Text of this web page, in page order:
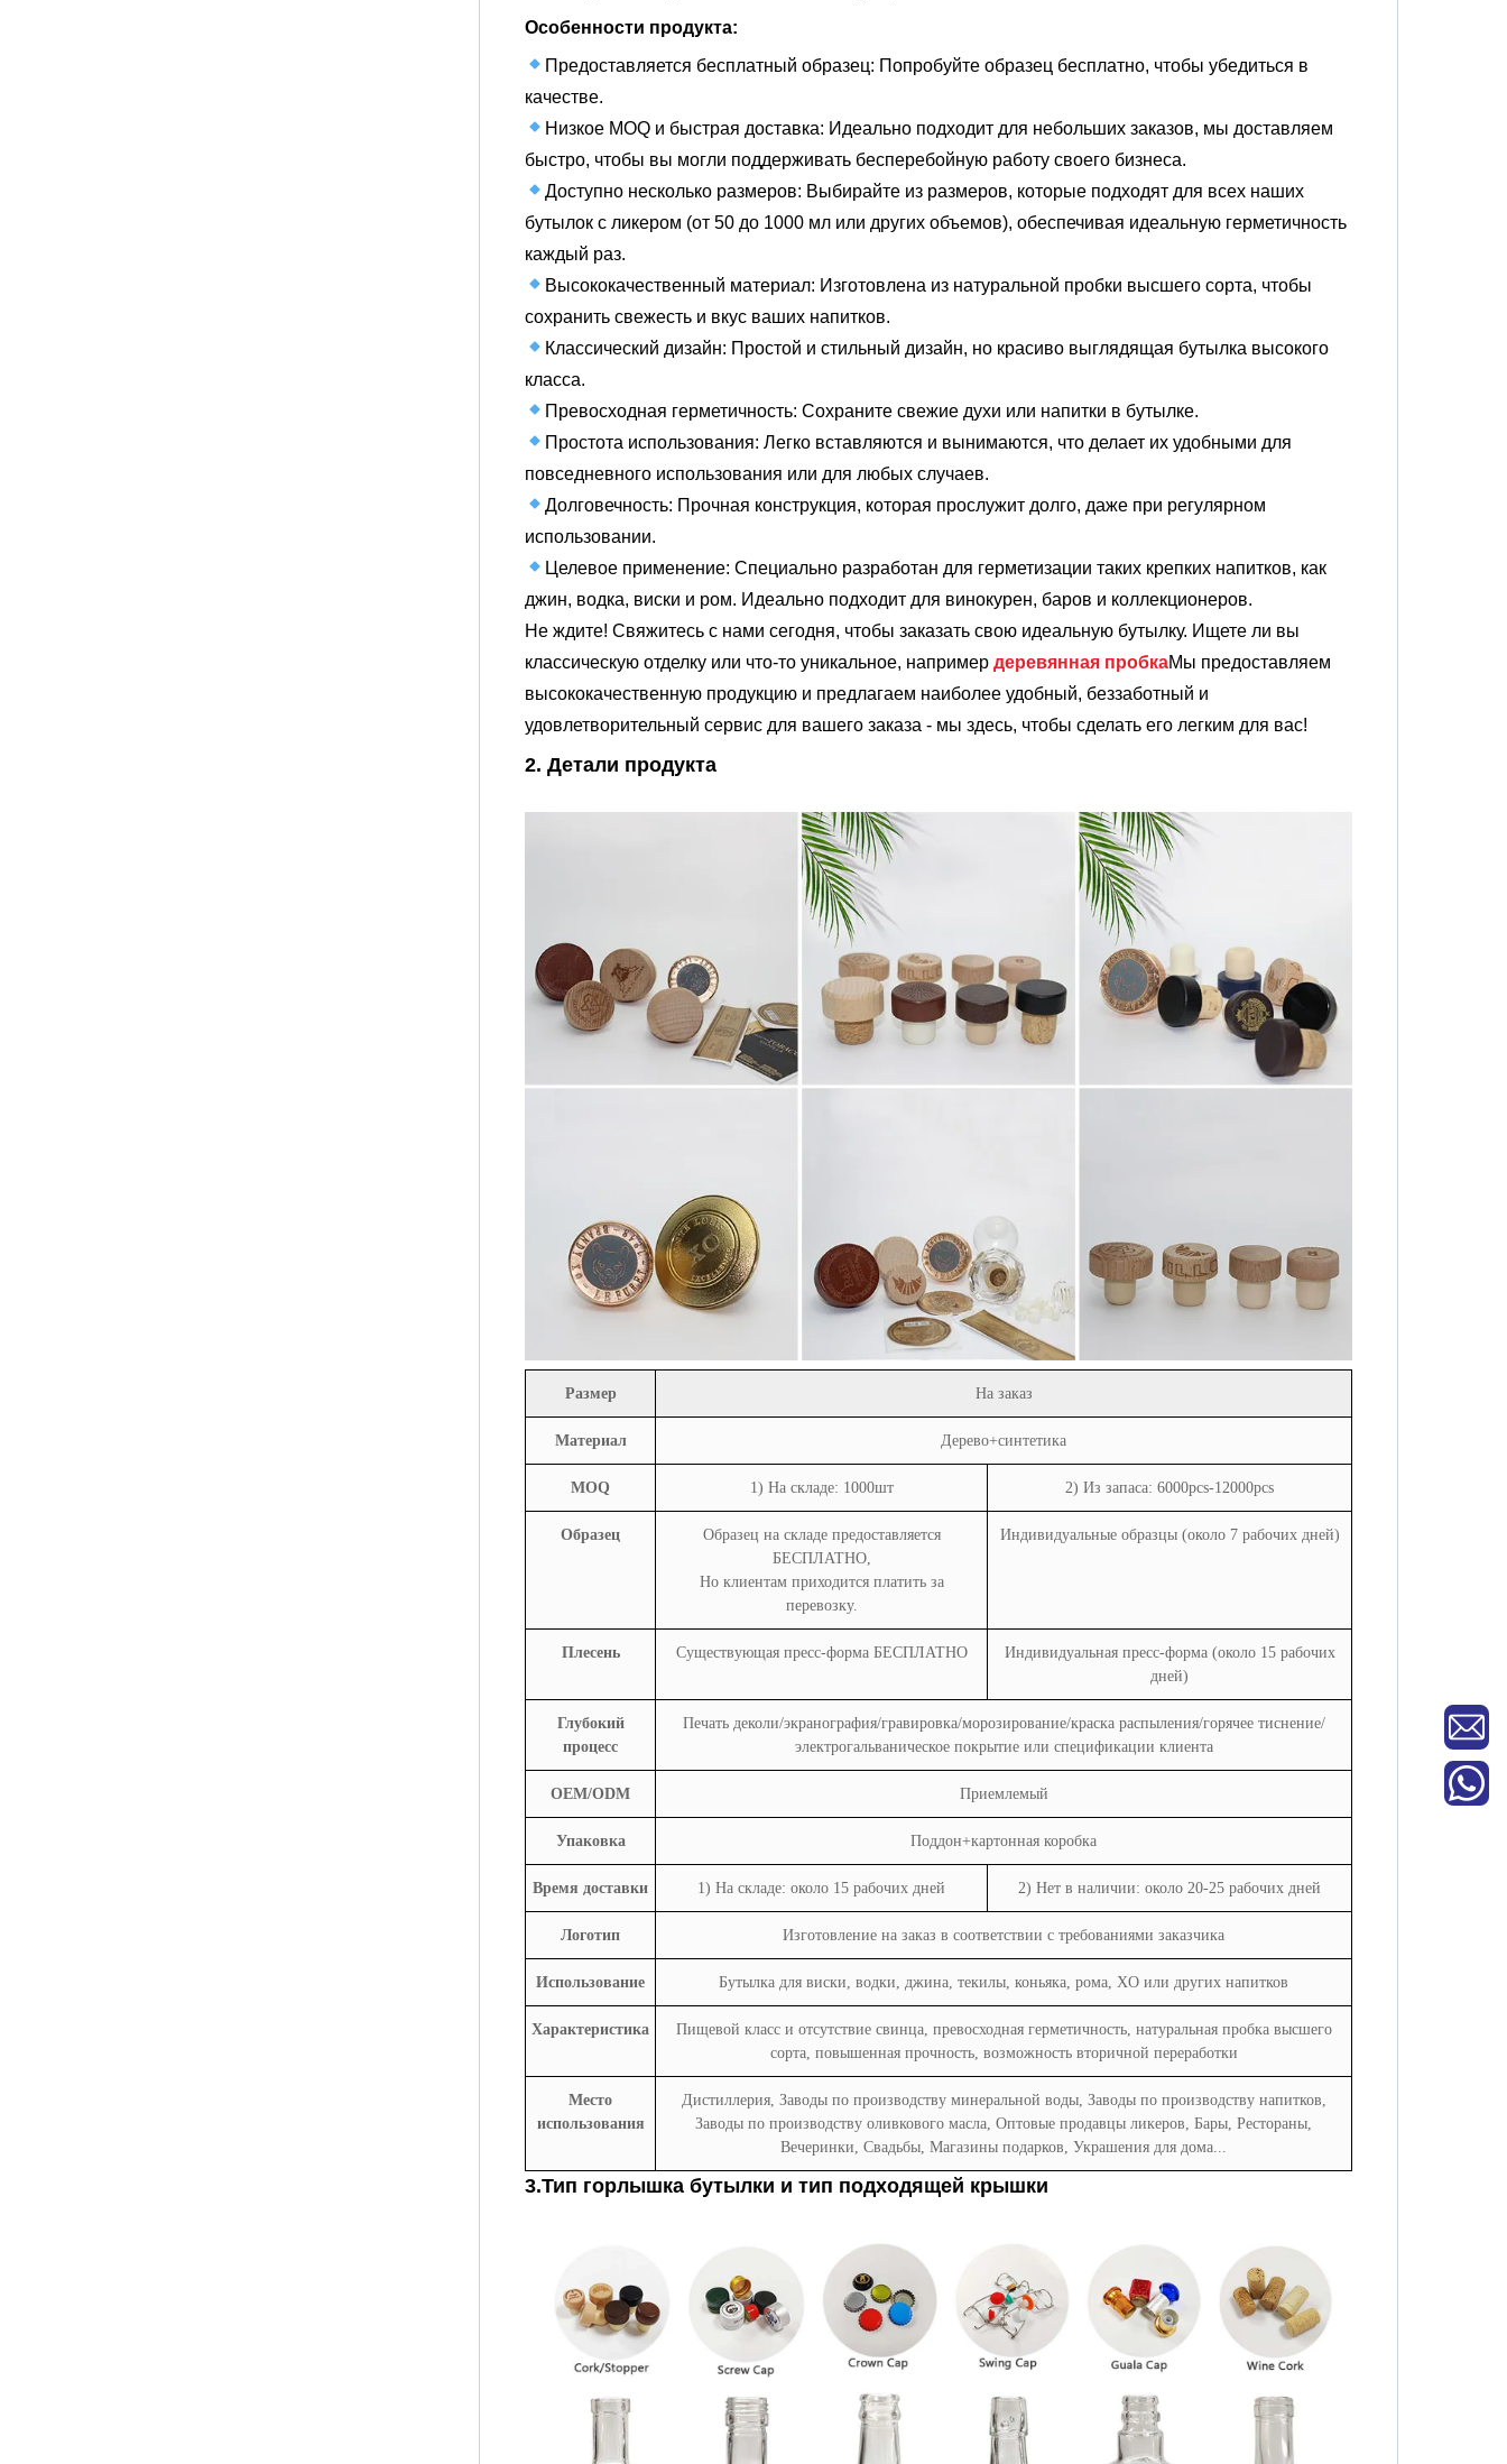
Особенности продукта:
Предоставляется бесплатный образец: Попробуйте образец бесплатно, чтобы убедиться в
качестве.
Низкое MOQ и быстрая доставка: Идеально подходит для небольших заказов, мы доставляем
быстро, чтобы вы могли поддерживать бесперебойную работу своего бизнеса.
Доступно несколько размеров: Выбирайте из размеров, которые подходят для всех наших
бутылок с ликером (от 50 до 1000 мл или других объемов), обеспечивая идеальную герметичность
каждый раз.
Высококачественный материал: Изготовлена из натуральной пробки высшего сорта, чтобы
сохранить свежесть и вкус ваших напитков.
Классический дизайн: Простой и стильный дизайн, но красиво выглядящая бутылка высокого
класса.
Превосходная герметичность: Сохраните свежие духи или напитки в бутылке.
Простота использования: Легко вставляются и вынимаются, что делает их удобными для
повседневного использования или для любых случаев.
Долговечность: Прочная конструкция, которая прослужит долго, даже при регулярном
использовании.
Целевое применение: Специально разработан для герметизации таких крепких напитков, как
джин, водка, виски и ром. Идеально подходит для винокурен, баров и коллекционеров.
Не ждите! Свяжитесь с нами сегодня, чтобы заказать свою идеальную бутылку. Ищете ли вы
классическую отделку или что-то уникальное, например деревянная пробкаМы предоставляем
высококачественную продукцию и предлагаем наиболее удобный, беззаботный и
удовлетворительный сервис для вашего заказа - мы здесь, чтобы сделать его легким для вас!
2. Детали продукта
Размер На заказ
Материал Дерево+синтетика
MOQ 1) На складе: 1000шт 2) Из запаса: 6000pcs-12000pcs
Образец
Образец на складе предоставляется
БЕСПЛАТНО,
Но клиентам приходится платить за
перевозку.
Индивидуальные образцы (около 7 рабочих дней)
Плесень Существующая пресс-форма БЕСПЛАТНО
Индивидуальная пресс-форма (около 15 рабочих
дней)
Глубокий
процесс
Печать деколи/экранография/гравировка/морозирование/краска распыления/горячее тиснение/
электрогальваническое покрытие или спецификации клиента
OEM/ODM Приемлемый
Упаковка Поддон+картонная коробка
Время доставки 1) На складе: около 15 рабочих дней 2) Нет в наличии: около 20-25 рабочих дней
Логотип Изготовление на заказ в соответствии с требованиями заказчика
Использование Бутылка для виски, водки, джина, текилы, коньяка, рома, XO или других напитков
Характеристика
Пищевой класс и отсутствие свинца, превосходная герметичность, натуральная пробка высшего
сорта, повышенная прочность, возможность вторичной переработки
Место
использования
Дистиллерия, Заводы по производству минеральной воды, Заводы по производству напитков,
Заводы по производству оливкового масла, Оптовые продавцы ликеров, Бары, Рестораны,
Вечеринки, Свадьбы, Магазины подарков, Украшения для дома...
3.Тип горлышка бутылки и тип подходящей крышки